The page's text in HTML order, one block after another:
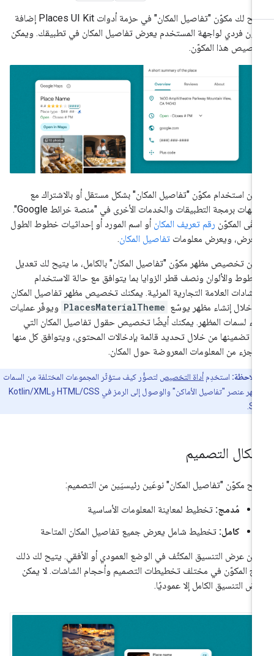
يتيح لك مكوّن "تفاصيل المكان" في حزمة أدوات Places UI Kit إضافة
فردي لواجهة المستخدم يعرض تفاصيل المكان في تطبيقك. ويمكن
هذا المكوّن.
استخدام مكوّن "تفاصيل المكان" بشكل مستقل أو بالاشتراك مع
واجهات برمجة التطبيقات والخدمات الأخرى في "منصة خرائط Google".
المكوّنرقم تعريف المكانأو اسم المورد أو إحداثيات خطوط الطول
ويعرض معلوماتتفاصيل المكان.
تخصيص مظهر مكوّن "تفاصيل المكان" بالكامل، ما يتيح لك تعديل
والألوان ونصف قطر الزوايا بما يتوافق مع حالة الاستخدام
العلامة التجارية المرئية. يمكنك تخصيص مظهر تفاصيل المكان
خلال إنشاء مظهر يوسّع PlacesMaterialTheme ويوفّر عمليات
لسمات المظهر. يمكنك أيضًا تخصيص حقول تفاصيل المكان التي
تضمينها من خلال تحديد قائمة بإدخالات المحتوى، ويتوافق كل منها
جزء من المعلومات المعروضة حول المكان.
ملاحظة:استخدِمأداة التخصيصلتصوُّر كيف ستؤثّر المجموعات المختلفة من السمات
في مظهر عنصر "تفاصيل الأماكن" والوصول إلى الرمز في HTML/CSS وKotlin/XML
التصميم
مكوّن "تفاصيل المكان" نوعَين رئيسيَين من التصميم:
مُدمج:تخطيط لمعاينة المعلومات الأساسية
كامل:تخطيط شامل يعرض جميع تفاصيل المكان المتاحة
عرض التنسيق المكثّف في الوضع العمودي أو الأفقي. يتيح لك ذلك
المكوّن في مختلف تخطيطات التصميم وأحجام الشاشات. لا يمكن
التنسيق الكامل إلا عموديًا.